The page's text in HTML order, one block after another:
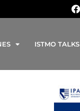
ISTMO TALKS